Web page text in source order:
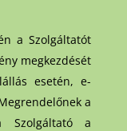
a Szolgáltatót
megkezdését
esetén, e-
a
Szolgáltató a